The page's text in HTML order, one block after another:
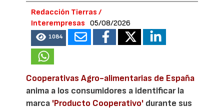
Redacción Tierras /
Interempresas
05/08/2026
1084
Cooperativas Agro-alimentarias de España
anima a los consumidores a identificar la
marca 'Producto Cooperativo' durante sus